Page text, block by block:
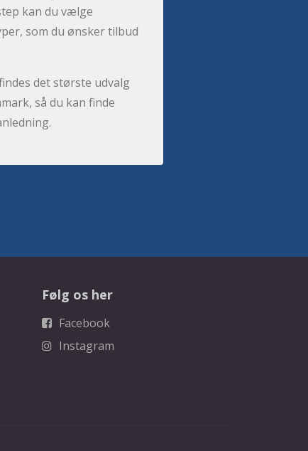
kan du vælge
som du ønsker tilbud
det største udvalg
så du kan finde
Følg os her
Facebook
Instagram